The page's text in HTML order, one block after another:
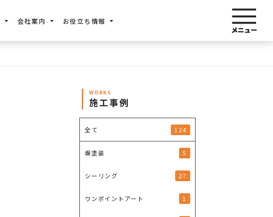
会社案内 お役立ち情報
WORKS
施工事例
全て 124
塀塗装 5
シーリング 27
ワンポイントアート 1